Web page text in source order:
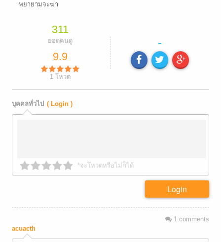
พยายามจะฆ่า
311
ยอดคนดู
9.9
1โหวต
-
บุคคลทั่วไป ( Login )
*จะโหวตหรือไม่ก็ได้
Login
1comments
acuacth